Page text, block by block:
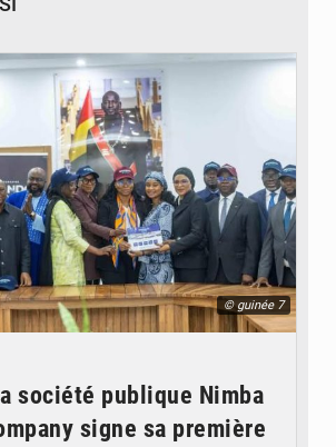
© guinée 7
société publique Nimba
signe sa première